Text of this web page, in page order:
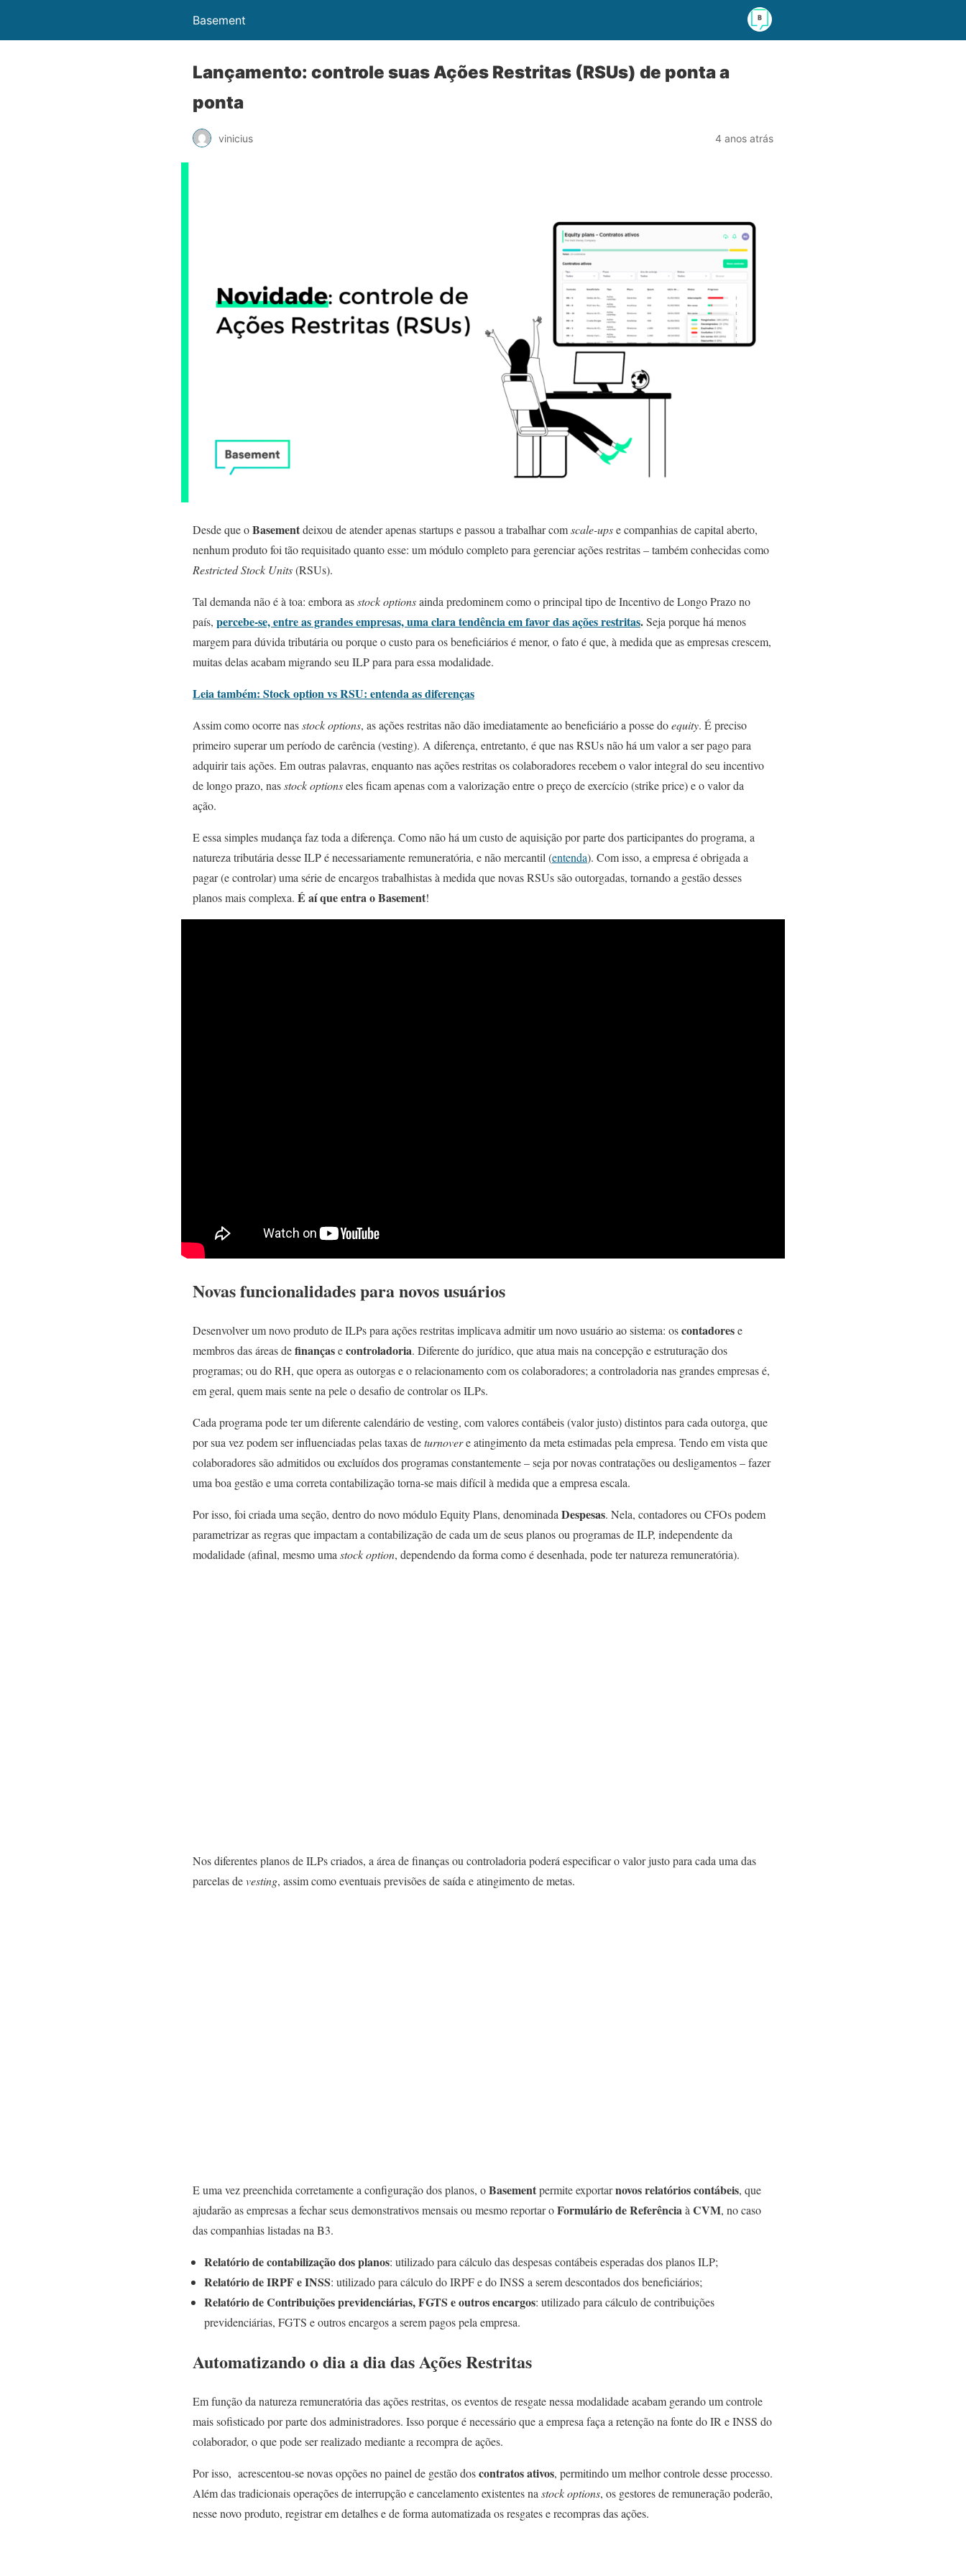
Basement
Lançamento: controle suas Ações Restritas (RSUs) de ponta a
ponta
vinicius 4 anos atrás
Desde que oBasementdeixou de atender apenas startups e passou a trabalhar comscale-upse companhias de capital aberto,
nenhum produto foi tão requisitado quanto esse: um módulo completo para gerenciar ações restritas – também conhecidas como
Restricted Stock Units(RSUs).
Tal demanda não é à toa: embora asstock optionsainda predominem como o principal tipo de Incentivo de Longo Prazo no
país, percebe-se, entre as grandes empresas, uma clara tendência em favor das ações restritas.Seja porque há menos
margem para dúvida tributária ou porque o custo para os beneficiários é menor, o fato é que, à medida que as empresas crescem,
muitas delas acabam migrando seu ILP para para essa modalidade.
Leia também: Stock option vs RSU: entenda as diferenças
Assim como ocorre nasstock options, as ações restritas não dão imediatamente ao beneficiário a posse doequity. É preciso
primeiro superar um período de carência (vesting). A diferença, entretanto, é que nas RSUs não há um valor a ser pago para
adquirir tais ações. Em outras palavras, enquanto nas ações restritas os colaboradores recebem o valor integral do seu incentivo
de longo prazo, nasstock optionseles ficam apenas com a valorização entre o preço de exercício (strike price) e o valor da
ação.
E essa simples mudança faz toda a diferença. Como não há um custo de aquisição por parte dos participantes do programa, a
natureza tributária desse ILP é necessariamente remuneratória, e não mercantil (entenda). Com isso, a empresa é obrigada a
pagar (e controlar) uma série de encargos trabalhistas à medida que novas RSUs são outorgadas, tornando a gestão desses
planos mais complexa. É aí que entra o Basement!
Novas funcionalidades para novos usuários
Desenvolver um novo produto de ILPs para ações restritas implicava admitir um novo usuário ao sistema: oscontadorese
membros das áreas definançasecontroladoria. Diferente do jurídico, que atua mais na concepção e estruturação dos
programas; ou do RH, que opera as outorgas e o relacionamento com os colaboradores; a controladoria nas grandes empresas é,
em geral, quem mais sente na pele o desafio de controlar os ILPs.
Cada programa pode ter um diferente calendário de vesting, com valores contábeis (valor justo) distintos para cada outorga, que
por sua vez podem ser influenciadas pelas taxas deturnovere atingimento da meta estimadas pela empresa. Tendo em vista que
colaboradores são admitidos ou excluídos dos programas constantemente – seja por novas contratações ou desligamentos – fazer
uma boa gestão e uma correta contabilização torna-se mais difícil à medida que a empresa escala.
Por isso, foi criada uma seção, dentro do novo módulo Equity Plans, denominada Despesas. Nela, contadores ou CFOs podem
parametrizar as regras que impactam a contabilização de cada um de seus planos ou programas de ILP, independente da
modalidade (afinal, mesmo uma stock option, dependendo da forma como é desenhada, pode ter natureza remuneratória).
Nos diferentes planos de ILPs criados, a área de finanças ou controladoria poderá especificar o valor justo para cada uma das
parcelas devesting, assim como eventuais previsões de saída e atingimento de metas.
E uma vez preenchida corretamente a configuração dos planos, oBasementpermite exportarnovosrelatórios contábeis, que
ajudarão as empresas a fechar seus demonstrativos mensais ou mesmo reportar oFormulário de Referênciaà CVM, no caso
das companhias listadas na B3.
Relatório de contabilização dos planos: utilizado para cálculo das despesas contábeis esperadas dos planos ILP;
Relatório de IRPF e INSS: utilizado para cálculo do IRPF e do INSS a serem descontados dos beneficiários;
Relatório de Contribuições previdenciárias, FGTS e outros encargos: utilizado para cálculo de contribuições
previdenciárias, FGTS e outros encargos a serem pagos pela empresa.
Automatizando o dia a dia das Ações Restritas
Em função da natureza remuneratória das ações restritas, os eventos de resgate nessa modalidade acabam gerando um controle
mais sofisticado por parte dos administradores. Isso porque é necessário que a empresa faça a retenção na fonte do IR e INSS do
colaborador, o que pode ser realizado mediante a recompra de ações.
Por isso, acrescentou-se novas opções no painel de gestão doscontratos ativos, permitindo um melhor controle desse processo.
Além das tradicionais operações de interrupção e cancelamento existentes na stock options, os gestores de remuneração poderão,
nesse novo produto, registrar em detalhes e de forma automatizada os resgates e recompras das ações.